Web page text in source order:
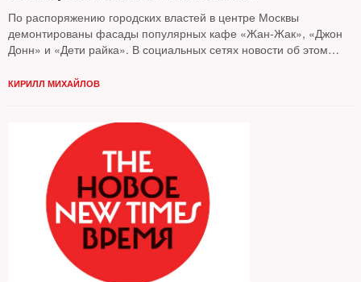
По распоряжению городских властей в центре Москвы
демонтированы фасады популярных кафе «Жан-Жак», «Джон
Донн» и «Дети райка». В социальных сетях новости об этом
санкции. Как из городской истории получилась политическая —
КИРИЛЛ МИХАЙЛОВ